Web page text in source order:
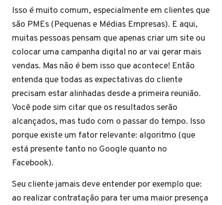
Isso é muito comum, especialmente em clientes que
são PMEs (Pequenas e Médias Empresas). E aqui,
muitas pessoas pensam que apenas criar um site ou
colocar uma campanha digital no ar vai gerar mais
vendas. Mas não é bem isso que acontece! Então
entenda que todas as expectativas do cliente
precisam estar alinhadas desde a primeira reunião.
Você pode sim citar que os resultados serão
alcançados, mas tudo com o passar do tempo. Isso
porque existe um fator relevante: algoritmo (que
está presente tanto no Google quanto no
Facebook).
Seu cliente jamais deve entender por exemplo que:
ao realizar contratação para ter uma maior presença